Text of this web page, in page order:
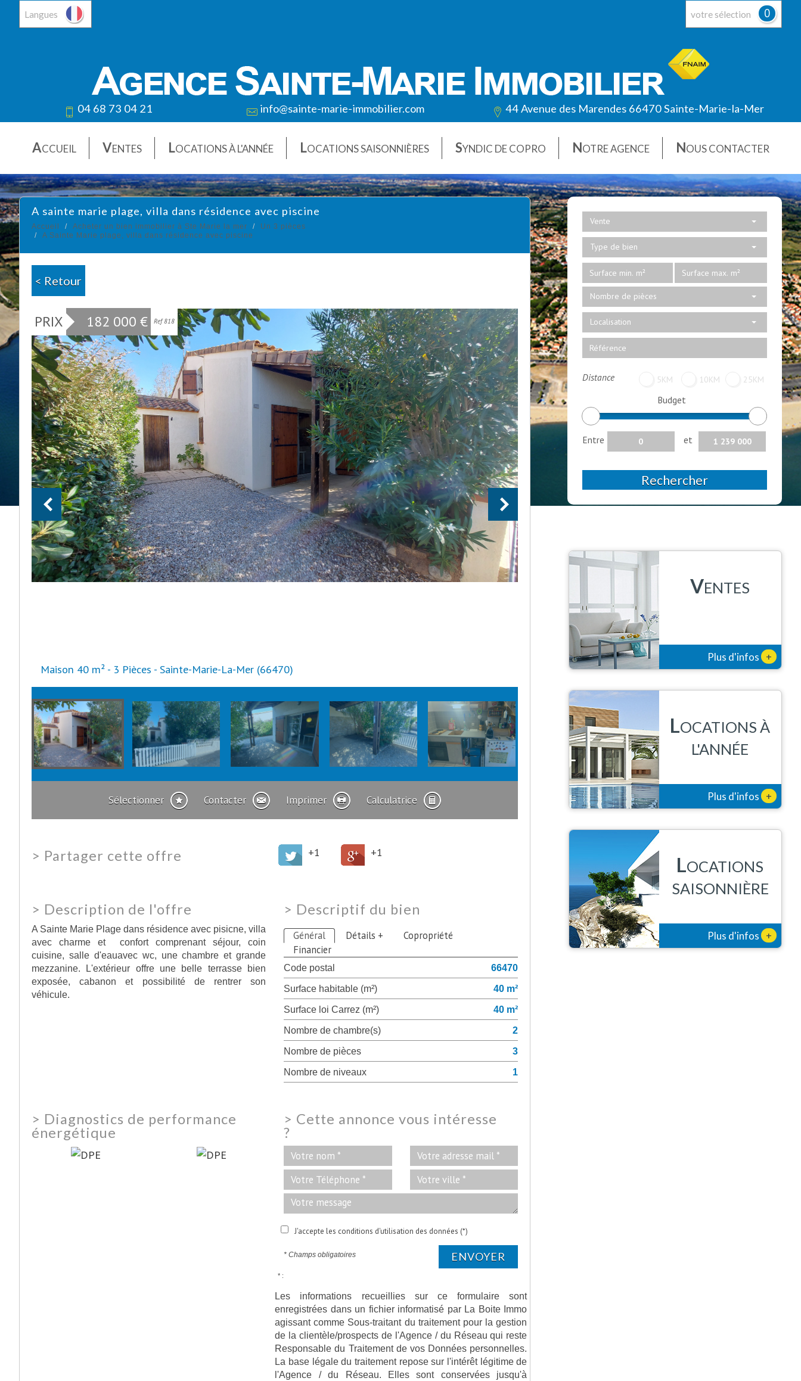
Langues votre sélection 0
04 68 73 04 21 info@sainte-marie-immobilier.com 44 Avenue des Marendes 66470 Sainte-Marie-la-Mer
ACCUEIL VENTES LOCATIONS À L'ANNÉE LOCATIONS SAISONNIÈRES SYNDIC DE COPRO NOTRE AGENCE NOUS CONTACTER
Vente
Type de bien
Nombre de pièces
Localisation
Distance 5KM 10KM 25KM
Budget
Entre et
Rechercher
a sainte marie plage, villa dans résidence avec piscine
Accueil Acheter un bien immobilier à Ste Marie la mer
Un 3 pièces
A Sainte Marie plage, villa dans résidence avec piscine
< Retour
Maison 40 m² - 3 Pièces - Sainte-Marie-La-Mer (66470)
PRIX 182 000 € Ref 818
Sélectionner Contacter Imprimer Calculatrice
> Partager cette offre +1 +1
> Description de l'offre
A Sainte Marie Plage dans résidence avec pisicne, villa
avec charme et confort comprenant séjour, coin
cuisine, salle d'eauavec wc, une chambre et grande
mezzanine. L'extérieur offre une belle terrasse bien
exposée, cabanon et possibilité de rentrer son
véhicule.
> Descriptif du bien
Général Détails +
Copropriété
Financier
Code postal
66470
Surface habitable (m²)
40 m²
Surface loi Carrez (m²)
40 m²
Nombre de chambre(s)
2
Nombre de pièces
3
Nombre de niveaux
1
> Diagnostics de performance
énergétique
> Cette annonce vous intéresse
?
J'accepte les conditions d'utilisation des données (*)
* Champs obligatoires ENVOYER
* :
Les informations recueillies sur ce formulaire sont
enregistrées dans un fichier informatisé par La Boite Immo
agissant comme Sous-traitant du traitement pour la gestion
de la clientèle/prospects de l'Agence / du Réseau qui reste
Responsable du Traitement de vos Données personnelles.
La base légale du traitement repose sur l'intérêt légitime de
l'Agence / du Réseau. Elles sont conservées jusqu'à
VENTES
Plus d'infos +
LOCATIONS À
L'ANNÉE
Plus d'infos +
LOCATIONS
SAISONNIÈRE
Plus d'infos +